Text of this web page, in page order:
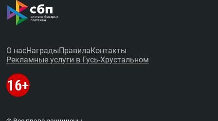
О насНаградыПравилаКонтакты
Рекламные услуги в Гусь-Хрустальном